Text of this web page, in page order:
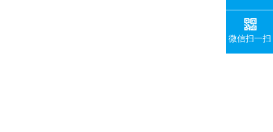
微信扫一扫